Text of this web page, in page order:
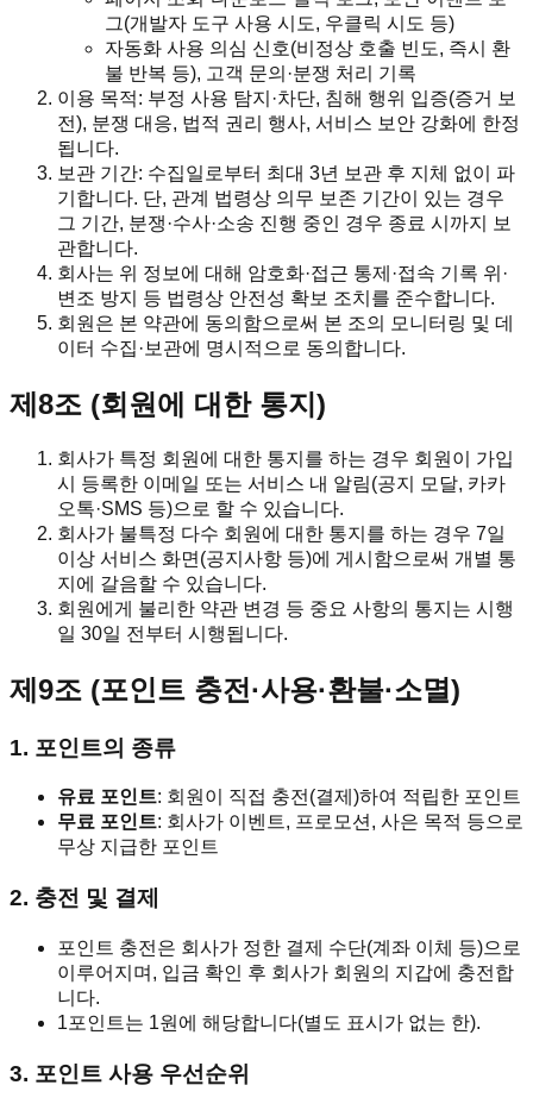
그(개발자 도구 사용 시도, 우클릭 시도 등)
자동화 사용 의심 신호(비정상 호출 빈도, 즉시 환
불 반복 등), 고객 문의·분쟁 처리 기록
이용 목적: 부정 사용 탐지·차단, 침해 행위 입증(증거 보
전), 분쟁 대응, 법적 권리 행사, 서비스 보안 강화에 한정
됩니다.
보관 기간: 수집일로부터 최대 3년 보관 후 지체 없이 파
기합니다. 단, 관계 법령상 의무 보존 기간이 있는 경우
그 기간, 분쟁·수사·소송 진행 중인 경우 종료 시까지 보
관합니다.
회사는 위 정보에 대해 암호화·접근 통제·접속 기록 위·
변조 방지 등 법령상 안전성 확보 조치를 준수합니다.
회원은 본 약관에 동의함으로써 본 조의 모니터링 및 데
이터 수집·보관에 명시적으로 동의합니다.
제8조 (회원에 대한 통지)
회사가 특정 회원에 대한 통지를 하는 경우 회원이 가입
시 등록한 이메일 또는 서비스 내 알림(공지 모달, 카카
오톡·SMS 등)으로 할 수 있습니다.
회사가 불특정 다수 회원에 대한 통지를 하는 경우 7일
이상 서비스 화면(공지사항 등)에 게시함으로써 개별 통
지에 갈음할 수 있습니다.
회원에게 불리한 약관 변경 등 중요 사항의 통지는 시행
일 30일 전부터 시행됩니다.
제9조 (포인트 충전·사용·환불·소멸)
1. 포인트의 종류
유료 포인트: 회원이 직접 충전(결제)하여 적립한 포인트
무료 포인트: 회사가 이벤트, 프로모션, 사은 목적 등으로
무상 지급한 포인트
2. 충전 및 결제
포인트 충전은 회사가 정한 결제 수단(계좌 이체 등)으로
이루어지며, 입금 확인 후 회사가 회원의 지갑에 충전합
니다.
1포인트는 1원에 해당합니다(별도 표시가 없는 한).
3. 포인트 사용 우선순위